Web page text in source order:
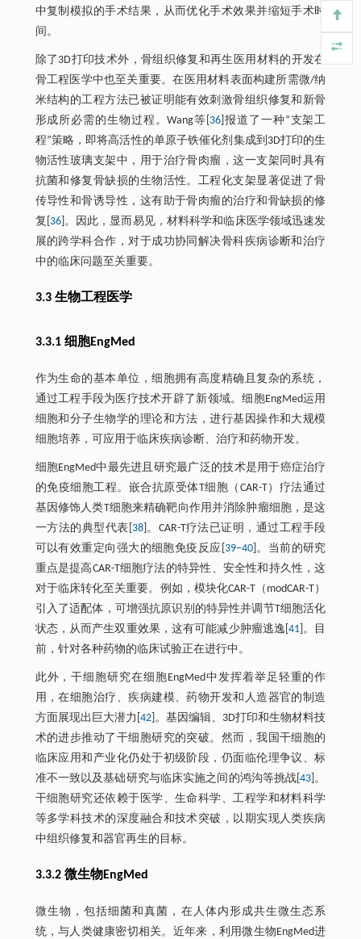
中复制模拟的手术结果，从而优化手术效果并缩短手术时
间。
除了3D打印技术外，骨组织修复和再生医用材料的开发在
骨工程医学中也至关重要。在医用材料表面构建所需微/纳
米结构的工程方法已被证明能有效刺激骨组织修复和新骨
形成所必需的生物过程。Wang等[ 36 ]报道了一种“支架工
程”策略，即将高活性的单原子铁催化剂集成到3D打印的生
物活性玻璃支架中，用于治疗骨肉瘤，这一支架同时具有
抗菌和修复骨缺损的生物活性。工程化支架显著促进了骨
传导性和骨诱导性，这有助于骨肉瘤的治疗和骨缺损的修
复[ 36]。因此，显而易见，材料科学和临床医学领域迅速发
展的跨学科合作，对于成功协同解决骨科疾病诊断和治疗
中的临床问题至关重要。
3.3 生物工程医学
3.3.1 细胞EngMed
作为生命的基本单位，细胞拥有高度精确且复杂的系统，
通过工程手段为医疗技术开辟了新领域。细胞EngMed运用
细胞和分子生物学的理论和方法，进行基因操作和大规模
细胞培养，可应用于临床疾病诊断、治疗和药物开发。
细胞EngMed中最先进且研究最广泛的技术是用于癌症治疗
的免疫细胞工程。嵌合抗原受体T细胞（CAR-T）疗法通过
基因修饰人类T细胞来精确靶向作用并消除肿瘤细胞，是这
一方法的典型代表[ 38]。CAR-T疗法已证明，通过工程手段
可以有效重定向强大的细胞免疫反应[ 39‒40]。当前的研究
重点是提高CAR-T细胞疗法的特异性、安全性和持久性，这
对于临床转化至关重要。例如，模块化CAR-T（modCAR-T）
引入了适配体，可增强抗原识别的特异性并调节T细胞活化
状态，从而产生双重效果，这有可能减少肿瘤逃逸[41 ]。目
前，针对各种药物的临床试验正在进行中。
此外，干细胞研究在细胞EngMed中发挥着举足轻重的作
用，在细胞治疗、疾病建模、药物开发和人造器官的制造
方面展现出巨大潜力[ 42]。基因编辑、3D打印和生物材料技
术的进步推动了干细胞研究的突破。然而，我国干细胞的
临床应用和产业化仍处于初级阶段，仍面临伦理争议、标
准不一致以及基础研究与临床实施之间的鸿沟等挑战[43 ]。
干细胞研究还依赖于医学、生命科学、工程学和材料科学
等多学科技术的深度融合和技术突破，以期实现人类疾病
中组织修复和器官再生的目标。
3.3.2 微生物EngMed
微生物，包括细菌和真菌，在人体内形成共生微生态系
统，与人类健康密切相关。近年来，利用微生物EngMed进